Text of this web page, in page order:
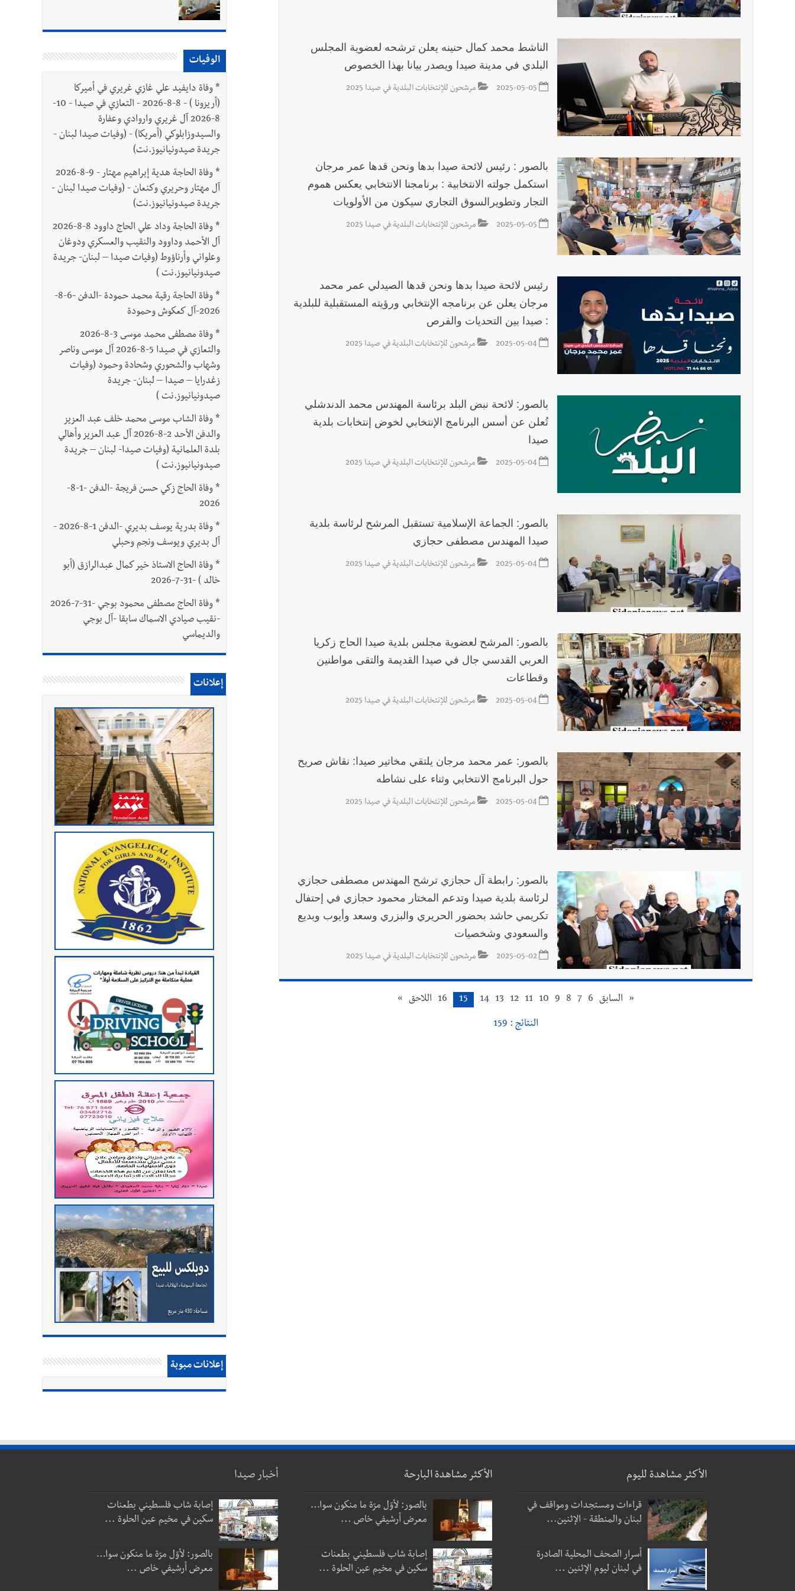
الناشط محمد كمال حنينه يعلن ترشحه لعضوية المجلس
البلدي في مدينة صيدا ويصدر بيانا بهذا الخصوص
2025-05-05 مرشحون للإنتخابات البلدية في صيدا 2025
بالصور : رئيس لائحة صيدا بدها ونحن قدها عمر مرجان
استكمل جولته الانتخابية : برنامجنا الانتخابي يعكس هموم
التجار وتطويرالسوق التجاري سيكون من الأولويات
2025-05-05 مرشحون للإنتخابات البلدية في صيدا 2025
رئيس لائحة صيدا بدها ونحن قدها الصيدلي عمر محمد
مرجان يعلن عن برنامجه الإنتخابي ورؤيته المستقبلية للبلدية
: صيدا بين التحديات والفرص
2025-05-04 مرشحون للإنتخابات البلدية في صيدا 2025
بالصور: لائحة نبض البلد برئاسة المهندس محمد الدندشلي
تُعلن عن أسس البرنامج الإنتخابي لخوض إنتخابات بلدية
صيدا
2025-05-04 مرشحون للإنتخابات البلدية في صيدا 2025
بالصور: الجماعة الإسلامية تستقبل المرشح لرئاسة بلدية
صيدا المهندس مصطفى حجازي
2025-05-04 مرشحون للإنتخابات البلدية في صيدا 2025
بالصور: المرشح لعضوية مجلس بلدية صيدا الحاج زكريا
العربي القدسي جال في صيدا القديمة والتقى مواطنين
وقطاعات
2025-05-04 مرشحون للإنتخابات البلدية في صيدا 2025
بالصور: عمر محمد مرجان يلتقي مخاتير صيدا: نقاش صريح
حول البرنامج الانتخابي وثناء على نشاطه
2025-05-04 مرشحون للإنتخابات البلدية في صيدا 2025
بالصور: رابطة آل حجازي ترشح المهندس مصطفى حجازي
لرئاسة بلدية صيدا وتدعم المختار محمود حجازي في إحتفال
تكريمي حاشد بحضور الحريري والبزري وسعد وأيوب وبديع
والسعودي وشخصيات
2025-05-02 مرشحون للإنتخابات البلدية في صيدا 2025
« السابق 6
7
8
9
10
11
12
13
14
15
16 اللاحق »
النتائج : 159
الوفيات
* وفاة دايفيد علي غازي غريري في أميركا
(أريزونا ) - 8-8-2026 - التعازي في صيدا - 10-
8-2026 آل غريري واروادي وعفارة
والسيدوزابلوكي (أمريكا) - (وفيات صيدا لبنان -
جريدة صيدونيانيوز.نت)
*
وفاة الحاجة هدية إبراهيم مهتار - 9-8-2026
آل مهتار وحريري وكنعان - (وفيات صيدا لبنان -
جريدة صيدونيانيوز.نت)
*
وفاة الحاجة وداد علي الحاج داوود 8-8-2026
آل الأحمد وداوود والنقيب والعسكري ودوغان
وعلواني وأرناؤوط (وفيات صيدا – لبنان- جريدة
صيدونيانيوز.نت )
*
وفاة الحاجة رقية محمد حمودة -الدفن -6-8-
2026-آل كعكوش وحمودة
*
وفاة مصطفى محمد موسى 3-8-2026
والتعازي في صيدا 5-8-2026 آل موسى وناصر
وشهاب والشحوري وشحادة وحمود (وفيات
زغدرايا – صيدا – لبنان- جريدة
صيدونيانيوز.نت )
* وفاة الشاب موسى محمد خلف عبد العزيز
والدفن الأحد 2-8-2026 آل عبد العزيز وأهالي
بلدة العلمانية (وفيات صيدا- لبنان – جريدة
صيدونيانيوز.نت )
*
وفاة الحاج زكي حسن فريجة -الدفن -1-8-
2026
*
وفاة بدرية يوسف بديري -الدفن 1-8-2026 -
آل بديري ويوسف ونجم وحبلي
* وفاة الحاج الاستاذ خير كمال عبدالرازق (أبو
خالد ) -31-7-2026
*
وفاة الحاج مصطفى محمود بوجي -31-7-2026
-نقيب صيادي الاسماك سابقا -آل بوجي
والديماسي
إعلانات
إعلانات مبوبة
الأكثر مشاهدة لليوم
قراءات ومستجدات ومواقف في
لبنان والمنطقة - الإثنين...
أسرار الصحف المحلية الصادرة
في لبنان ليوم الإثنين ...
الأكثر مشاهدة البارحة
بالصور: لأوّل مرّة ما منكون سوا…
معرض أرشيفي خاص ...
إصابة شاب فلسطيني بطعنات
سكين في مخيم عين الحلوة ...
أخبار صيدا
إصابة شاب فلسطيني بطعنات
سكين في مخيم عين الحلوة ...
بالصور: لأوّل مرّة ما منكون سوا…
معرض أرشيفي خاص ...